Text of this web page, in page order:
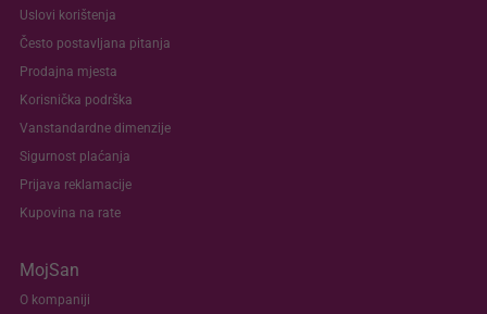
Uslovi korištenja
Često postavljana pitanja
Prodajna mjesta
Korisnička podrška
Vanstandardne dimenzije
Sigurnost plaćanja
Prijava reklamacije
Kupovina na rate
MojSan
O kompaniji